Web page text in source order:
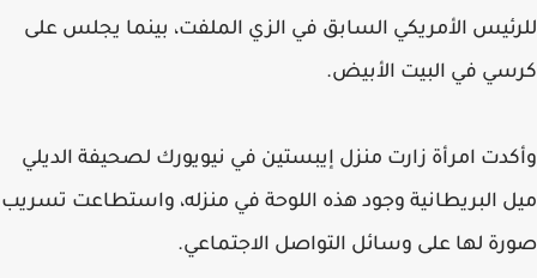
للرئيس الأمريكي السابق في الزي الملفت، بينما يجلس على
كرسي في البيت الأبيض.
وأكدت امرأة زارت منزل إيبستين في نيويورك لصحيفة الديلي
ميل البريطانية وجود هذه اللوحة في منزله، واستطاعت تسريب
صورة لها على وسائل التواصل الاجتماعي.